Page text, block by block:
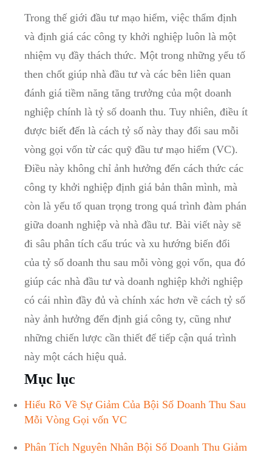
Trong thế giới đầu tư mạo hiểm, việc thẩm định
và định giá các công ty khởi nghiệp luôn là một
nhiệm vụ đầy thách thức. Một trong những yếu tố
then chốt giúp nhà đầu tư và các bên liên quan
đánh giá tiềm năng tăng trưởng của một doanh
nghiệp chính là tỷ số doanh thu. Tuy nhiên, điều ít
được biết đến là cách tỷ số này thay đổi sau mỗi
vòng gọi vốn từ các quỹ đầu tư mạo hiểm (VC).
Điều này không chỉ ảnh hưởng đến cách thức các
công ty khởi nghiệp định giá bản thân mình, mà
còn là yếu tố quan trọng trong quá trình đàm phán
giữa doanh nghiệp và nhà đầu tư. Bài viết này sẽ
đi sâu phân tích cấu trúc và xu hướng biến đổi
của tỷ số doanh thu sau mỗi vòng gọi vốn, qua đó
giúp các nhà đầu tư và doanh nghiệp khởi nghiệp
có cái nhìn đầy đủ và chính xác hơn về cách tỷ số
này ảnh hưởng đến định giá công ty, cũng như
những chiến lược cần thiết để tiếp cận quá trình
này một cách hiệu quả.
Mục lục
Hiểu Rõ Về Sự Giảm Của Bội Số Doanh Thu Sau
Mỗi Vòng Gọi vốn VC
Phân Tích Nguyên Nhân Bội Số Doanh Thu Giảm